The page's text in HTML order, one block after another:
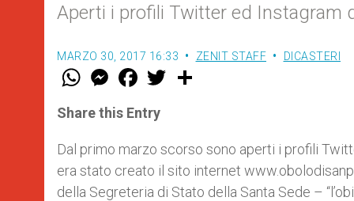
Aperti i profili Twitter ed Instagram
MARZO 30, 2017 16:33 ZENIT STAFF DICASTERI
W
t
s
p
p
M
e
s
e
g
e
r
F
a
e
b
o
k
w
r
Share this Entry
Dal primo marzo scorso sono aperti i profili
era stato creato il sito internet
della Segreteria di Stato della Santa Sede –